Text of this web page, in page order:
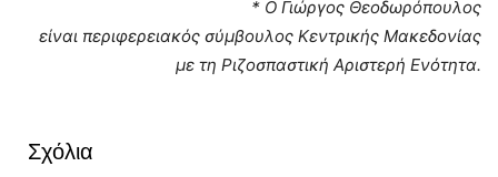
* Ο Γιώργος Θεοδωρόπουλος
είναι περιφερειακός σύμβουλος Κεντρικής Μακεδονίας
με τη Ριζοσπαστική Αριστερή Ενότητα.
Σχόλια